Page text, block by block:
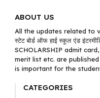
ABOUT US
All the updates related to
स्टेट बोर्ड ऑफ हाई स्कूल एंड
SCHOLARSHIP admit
merit list etc. are
is important for the
CATEGORIES